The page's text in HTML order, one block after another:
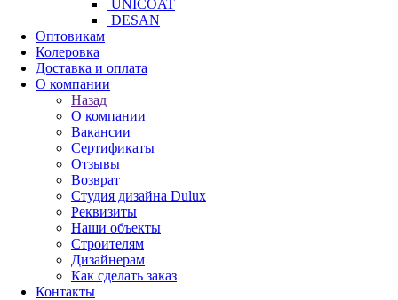
UNICOAT
DESAN
Оптовикам
Колеровка
Доставка и оплата
О компании
Назад
О компании
Вакансии
Сертификаты
Отзывы
Возврат
Студия дизайна Dulux
Реквизиты
Наши объекты
Строителям
Дизайнерам
Как сделать заказ
Контакты